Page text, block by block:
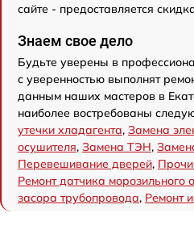
сайте - предоставляется
Знаем свое дело
Будьте уверены в
с уверенностью выполнят
данным наших мастеров в
наиболее востребованы
утечки хладагента, Замена
осушителя, Замена ТЭН,
Перевешивание дверей,
Ремонт датчика морозильного
засора трубопровода, Ремонт